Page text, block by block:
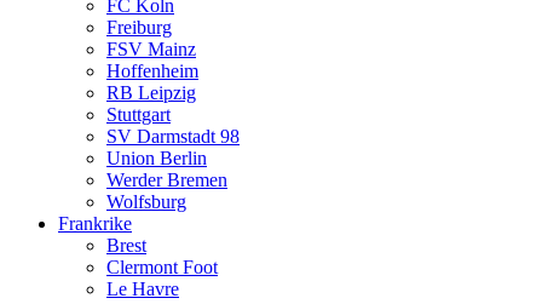
FC Koln
Freiburg
FSV Mainz
Hoffenheim
RB Leipzig
Stuttgart
SV Darmstadt 98
Union Berlin
Werder Bremen
Wolfsburg
Frankrike
Brest
Clermont Foot
Le Havre